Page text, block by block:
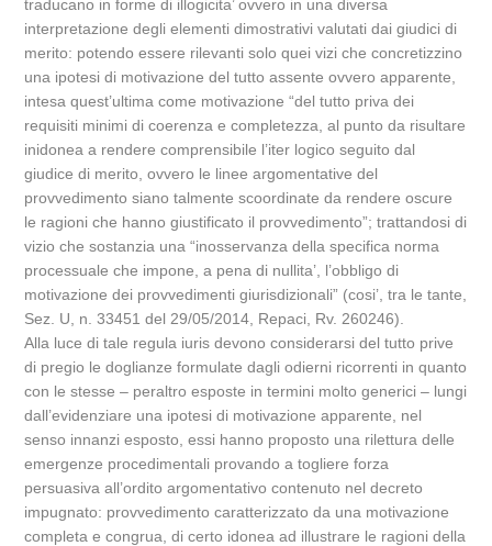
traducano in forme di illogicita’ ovvero in una diversa
interpretazione degli elementi dimostrativi valutati dai giudici di
merito: potendo essere rilevanti solo quei vizi che concretizzino
una ipotesi di motivazione del tutto assente ovvero apparente,
intesa quest’ultima come motivazione “del tutto priva dei
requisiti minimi di coerenza e completezza, al punto da risultare
inidonea a rendere comprensibile l’iter logico seguito dal
giudice di merito, ovvero le linee argomentative del
provvedimento siano talmente scoordinate da rendere oscure
le ragioni che hanno giustificato il provvedimento”; trattandosi di
vizio che sostanzia una “inosservanza della specifica norma
processuale che impone, a pena di nullita’, l’obbligo di
motivazione dei provvedimenti giurisdizionali” (cosi’, tra le tante,
Sez. U, n. 33451 del 29/05/2014, Repaci, Rv. 260246).
Alla luce di tale regula iuris devono considerarsi del tutto prive
di pregio le doglianze formulate dagli odierni ricorrenti in quanto
con le stesse – peraltro esposte in termini molto generici – lungi
dall’evidenziare una ipotesi di motivazione apparente, nel
senso innanzi esposto, essi hanno proposto una rilettura delle
emergenze procedimentali provando a togliere forza
persuasiva all’ordito argomentativo contenuto nel decreto
impugnato: provvedimento caratterizzato da una motivazione
completa e congrua, di certo idonea ad illustrare le ragioni della